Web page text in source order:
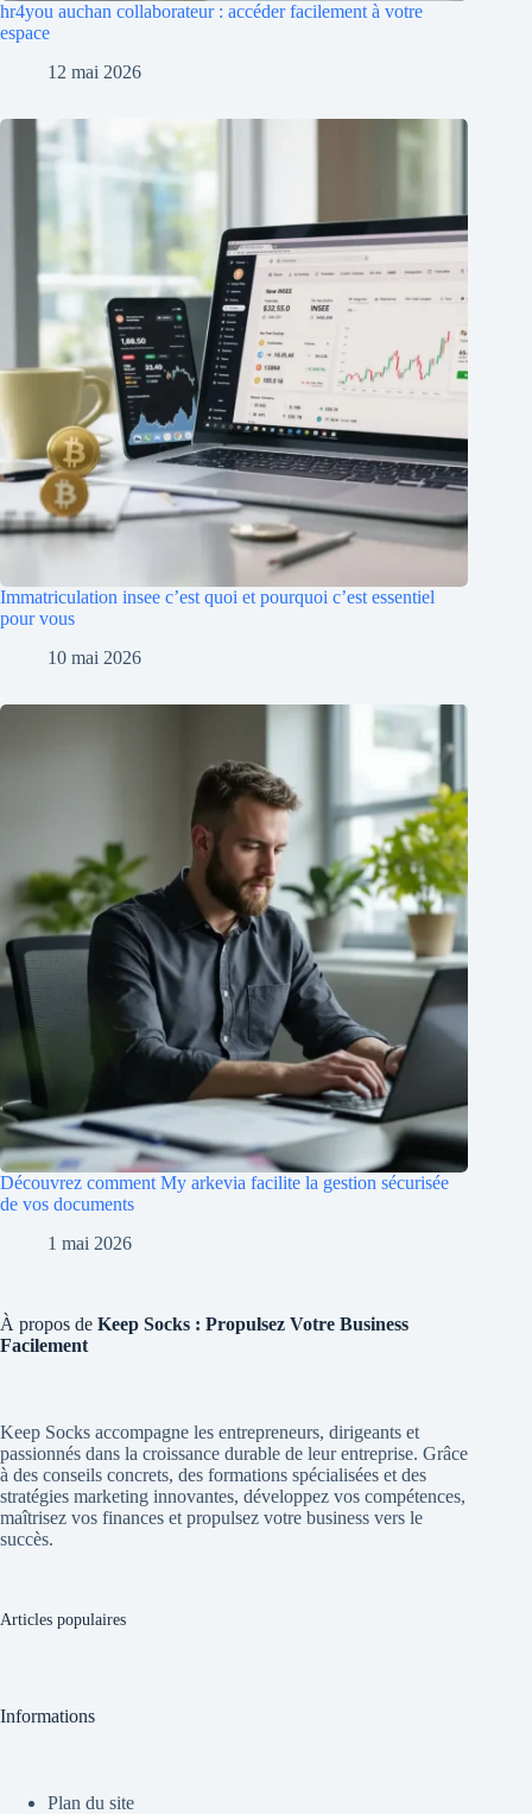
hr4you auchan collaborateur : accéder facilement à votre
espace
12 mai 2026
Immatriculation insee c’est quoi et pourquoi c’est essentiel
pour vous
10 mai 2026
Découvrez comment My arkevia facilite la gestion sécurisée
de vos documents
1 mai 2026
À propos de Keep Socks : Propulsez Votre Business
Facilement
Keep Socks accompagne les entrepreneurs, dirigeants et
passionnés dans la croissance durable de leur entreprise. Grâce
à des conseils concrets, des formations spécialisées et des
stratégies marketing innovantes, développez vos compétences,
maîtrisez vos finances et propulsez votre business vers le
succès.
Articles populaires
Informations
Plan du site